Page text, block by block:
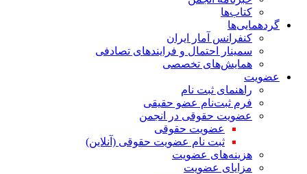
کتاب‌ها
گردهمایی‌ها
کنفرانس آمار ایران
سمینار احتمال و فرایندهای تصادفی
همایش‌های تخصصی
عضویت
راهنمای ثبت نام
فرم ثبت‌نام عضو حقیقی
عضویت حقوقی در انجمن
عضویت حقوقی
ثبت نام عضویت حقوقی (آنلاین)
هزینه‌های عضویت
مزایای عضویت